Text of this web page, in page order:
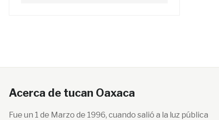
Acerca de tucan Oaxaca
Fue un 1 de Marzo de 1996, cuando salió a la luz pública